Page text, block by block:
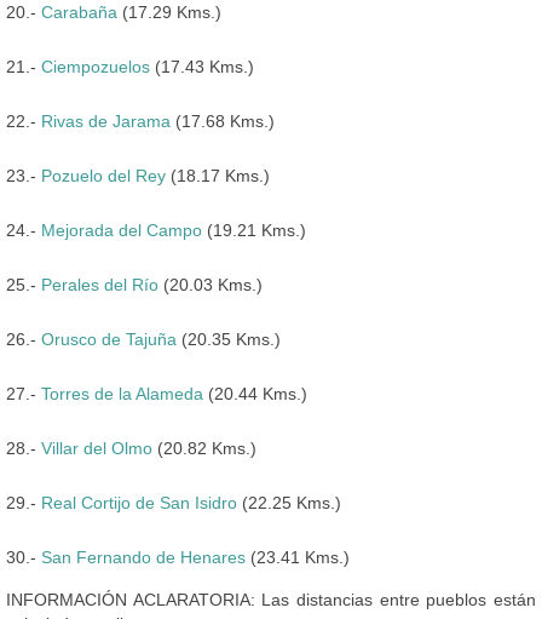
20.- Carabaña (17.29 Kms.)
21.- Ciempozuelos (17.43 Kms.)
22.- Rivas de Jarama (17.68 Kms.)
23.- Pozuelo del Rey (18.17 Kms.)
24.- Mejorada del Campo (19.21 Kms.)
25.- Perales del Río (20.03 Kms.)
26.- Orusco de Tajuña (20.35 Kms.)
27.- Torres de la Alameda (20.44 Kms.)
28.- Villar del Olmo (20.82 Kms.)
29.- Real Cortijo de San Isidro (22.25 Kms.)
30.- San Fernando de Henares (23.41 Kms.)
INFORMACIÓN ACLARATORIA: Las distancias entre pueblos están